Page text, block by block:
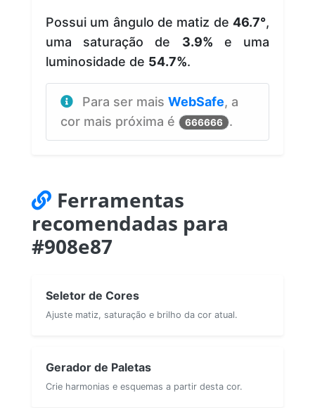
Possui um ângulo de matiz de 46.7°,
uma saturação de 3.9% e uma
luminosidade de 54.7%.
Para ser mais WebSafe, a
cor mais próxima é
666666 .
Ferramentas
recomendadas para
#908e87
Seletor de Cores
Ajuste matiz, saturação e brilho da cor atual.
Gerador de Paletas
Crie harmonias e esquemas a partir desta cor.